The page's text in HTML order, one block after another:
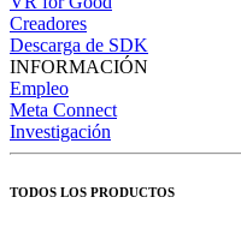
Creadores
Descarga de SDK
INFORMACIÓN
Empleo
Meta Connect
Investigación
TODOS LOS PRODUCTOS